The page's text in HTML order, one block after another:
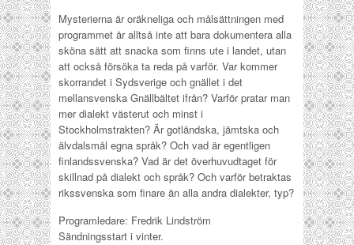
Mysterierna är oräkneliga och målsättningen med
programmet är alltså inte att bara dokumentera alla
sköna sätt att snacka som finns ute i landet, utan
att också försöka ta reda på varför. Var kommer
skorrandet i Sydsverige och gnället i det
mellansvenska Gnällbältet ifrån? Varför pratar man
mer dialekt västerut och minst i
Stockholmstrakten? Är gotländska, jämtska och
älvdalsmål egna språk? Och vad är egentligen
finlandssvenska? Vad är det överhuvudtaget för
skillnad på dialekt och språk? Och varför betraktas
rikssvenska som finare än alla andra dialekter, typ?
Programledare: Fredrik Lindström
Sändningsstart i vinter.